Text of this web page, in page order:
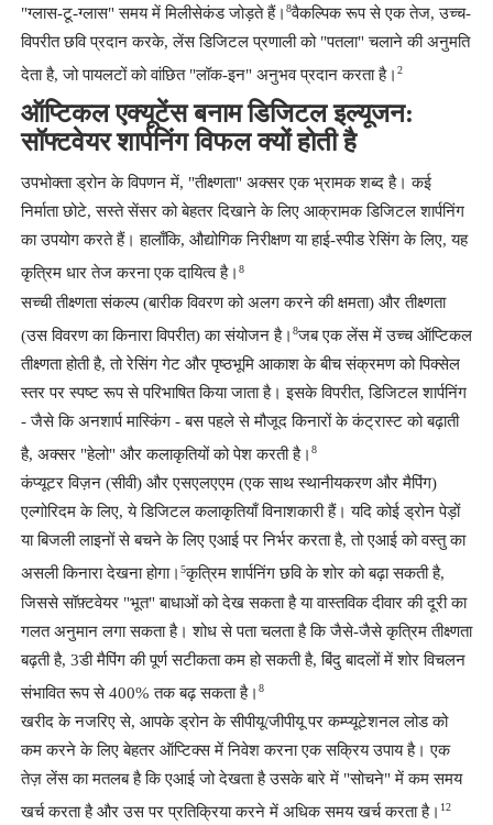
"ग्लास-टू-ग्लास" समय में मिलीसेकंड जोड़ते हैं। 8वैकल्पिक रूप से एक तेज, उच्च-
विपरीत छवि प्रदान करके, लेंस डिजिटल प्रणाली को "पतला" चलाने की अनुमति
देता है, जो पायलटों को वांछित "लॉक-इन" अनुभव प्रदान करता है। 2
ऑप्टिकल एक्यूटेंस बनाम डिजिटल इल्यूजन:
सॉफ्टवेयर शार्पनिंग विफल क्यों होती है
उपभोक्ता ड्रोन के विपणन में, "तीक्ष्णता" अक्सर एक भ्रामक शब्द है। कई
निर्माता छोटे, सस्ते सेंसर को बेहतर दिखाने के लिए आक्रामक डिजिटल शार्पनिंग
का उपयोग करते हैं। हालाँकि, औद्योगिक निरीक्षण या हाई-स्पीड रेसिंग के लिए, यह
कृत्रिम धार तेज करना एक दायित्व है। 8
सच्ची तीक्ष्णता संकल्प (बारीक विवरण को अलग करने की क्षमता) और तीक्ष्णता
(उस विवरण का किनारा विपरीत) का संयोजन है। 8जब एक लेंस में उच्च ऑप्टिकल
तीक्ष्णता होती है, तो रेसिंग गेट और पृष्ठभूमि आकाश के बीच संक्रमण को पिक्सेल
स्तर पर स्पष्ट रूप से परिभाषित किया जाता है। इसके विपरीत, डिजिटल शार्पनिंग
- जैसे कि अनशार्प मास्किंग - बस पहले से मौजूद किनारों के कंट्रास्ट को बढ़ाती
है, अक्सर "हेलो" और कलाकृतियों को पेश करती है। 8
कंप्यूटर विज़न (सीवी) और एसएलएएम (एक साथ स्थानीयकरण और मैपिंग)
एल्गोरिदम के लिए, ये डिजिटल कलाकृतियाँ विनाशकारी हैं। यदि कोई ड्रोन पेड़ों
या बिजली लाइनों से बचने के लिए एआई पर निर्भर करता है, तो एआई को वस्तु का
असली किनारा देखना होगा। 5कृत्रिम शार्पनिंग छवि के शोर को बढ़ा सकती है,
जिससे सॉफ़्टवेयर "भूत" बाधाओं को देख सकता है या वास्तविक दीवार की दूरी का
गलत अनुमान लगा सकता है। शोध से पता चलता है कि जैसे-जैसे कृत्रिम तीक्ष्णता
बढ़ती है, 3डी मैपिंग की पूर्ण सटीकता कम हो सकती है, बिंदु बादलों में शोर विचलन
संभावित रूप से 400% तक बढ़ सकता है। 8
खरीद के नजरिए से, आपके ड्रोन के सीपीयू/जीपीयू पर कम्प्यूटेशनल लोड को
कम करने के लिए बेहतर ऑप्टिक्स में निवेश करना एक सक्रिय उपाय है। एक
तेज़ लेंस का मतलब है कि एआई जो देखता है उसके बारे में "सोचने" में कम समय
खर्च करता है और उस पर प्रतिक्रिया करने में अधिक समय खर्च करता है। 12